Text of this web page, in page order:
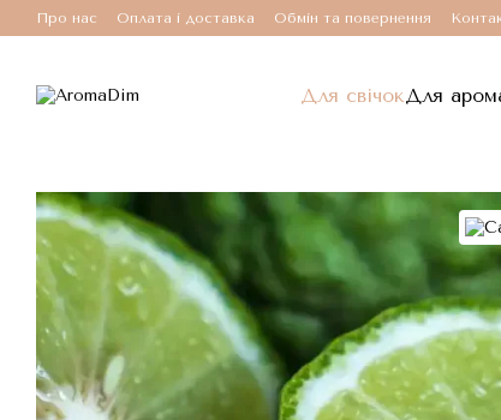
Перейти до основного контенту
Про нас Оплата і доставка Обмін та повернення
Для свічокДля